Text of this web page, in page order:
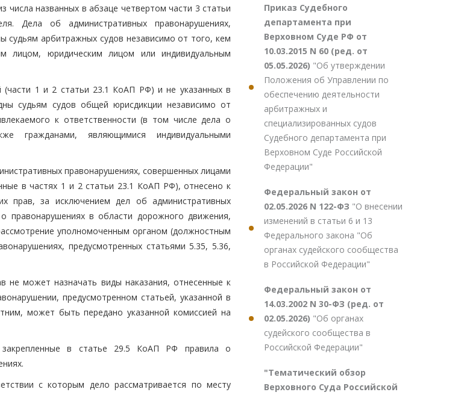
названных в абзаце четвертом части 3 статьи
Дела об административных правонарушениях,
судьям арбитражных судов независимо от того, кем
лицом, юридическим лицом или индивидуальным
(части 1 и 2 статьи 23.1 КоАП РФ) и не указанных в
судьям судов общей юрисдикции независимо от
к ответственности (в том числе дела о
гражданами, являющимися индивидуальными
правонарушениях, совершенных лицами
в частях 1 и 2 статьи 23.1 КоАП РФ), отнесено к
прав, за исключением дел об административных
правонарушениях в области дорожного движения,
уполномоченным органом (должностным
предусмотренных статьями 5.35, 5.36,
не может назначать виды наказания, отнесенные к
предусмотренном статьей, указанной в
может быть передано указанной комиссией на
закрепленные в статье 29.5 КоАП РФ правила о
с которым дело рассматривается по месту
Приказ Судебного
департамента при
Верховном Суде РФ от
10.03.2015 N 60 (ред. от
05.05.2026) "Об утверждении
Положения об Управлении по
обеспечению деятельности
арбитражных и
специализированных судов
Судебного департамента при
Верховном Суде Российской
Федерации"
Федеральный закон от
02.05.2026 N 122-ФЗ "О внесении
изменений в статьи 6 и 13
Федерального закона "Об
органах судейского сообщества
в Российской Федерации"
Федеральный закон от
14.03.2002 N 30-ФЗ (ред. от
02.05.2026) "Об органах
судейского сообщества в
Российской Федерации"
"Тематический обзор
Верховного Суда Российской